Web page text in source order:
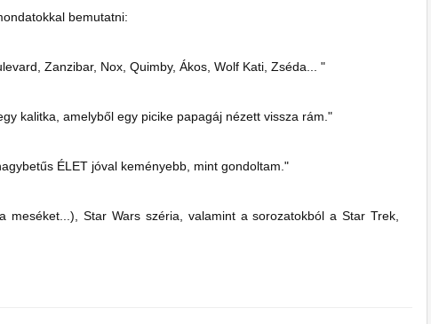
bemutatni:
Zanzibar, Nox, Quimby, Ákos, Wolf Kati, Zséda... "
kalitka, amelyből egy picike papagáj nézett vissza rám."
ÉLET jóval keményebb, mint gondoltam."
Star Wars széria, valamint a sorozatokból a Star Trek,